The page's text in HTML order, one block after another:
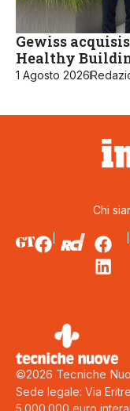
Gewiss
Healthy
1 Agosto 2026
Chi
©2026 Tecniche
Sede legale: Via